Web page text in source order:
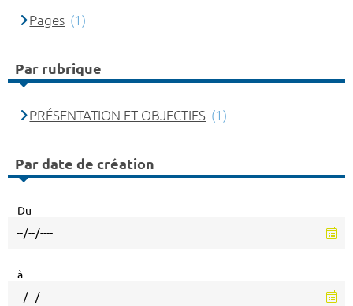
Pages (1)
Par rubrique
PRÉSENTATION ET OBJECTIFS (1)
Par date de création
Du
à